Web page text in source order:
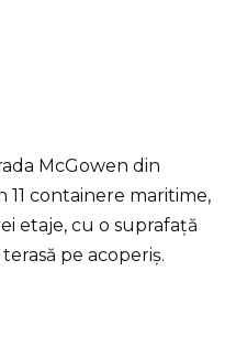
McGowen din
11 containere maritime,
etaje, cu o suprafață
pe acoperiș.